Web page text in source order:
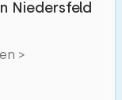
Niedersfeld
>